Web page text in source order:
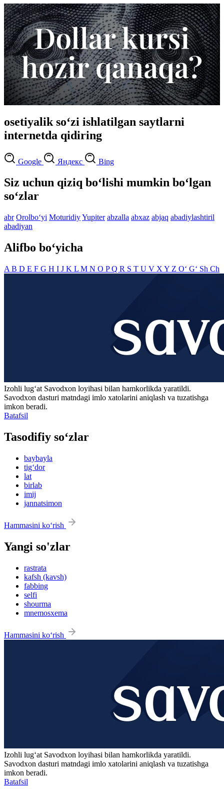
osetiyalik so‘zi ishlatilgan saytlarni
internetda qidiring
Google Яндекс Bing
Siz uchun qiziq bo‘lishi mumkin bo‘lgan
so‘zlar
abr Orolbo‘yi MoturidiyYupiter abzalla abxaz abjaq abadiylashtiril
abadiyan
Alifbo bo‘yicha
A B D E F G H I J K L M N O PQ R S T U V X Y Z O‘ G‘ Sh Ch
Izohli lugʻat Savodxon loyihasi bilan hamkorlikda yaratildi.
Savodxon dasturi matndagi imlo xatolarini aniqlash va tuzatishga
imkon beradi.
Batafsil
Tasodifiy so‘zlar
baybayla
tig‘dor
lat
birlab
imij
jannatsimon
Hammasini ko‘rish
Yangi so'zlar
rastrata
kafsh (kavsh)
fabbing
selfi
shourma
mnemosxema
Hammasini ko‘rish
Izohli lugʻat Savodxon loyihasi bilan hamkorlikda yaratildi.
Savodxon dasturi matndagi imlo xatolarini aniqlash va tuzatishga
imkon beradi.
Batafsil